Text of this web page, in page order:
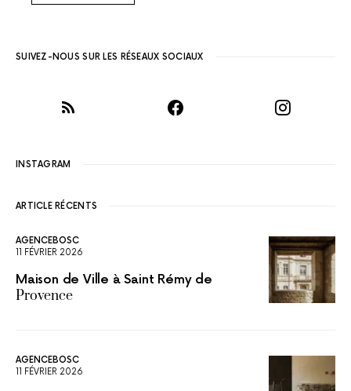
SUIVEZ-NOUS SUR LES RÉSEAUX SOCIAUX
INSTAGRAM
ARTICLE RÉCENTS
AGENCEBOSC
11 FÉVRIER 2026
Maison de Ville à Saint Rémy de
Provence
AGENCEBOSC
11 FÉVRIER 2026